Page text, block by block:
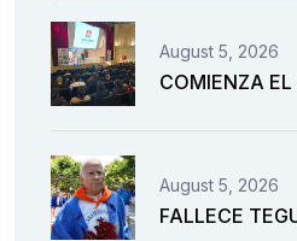
August 5, 2026
COMIENZA EL
August 5, 2026
FALLECE